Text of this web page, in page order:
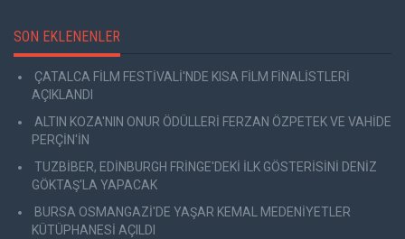
SON EKLENENLER
ÇATALCA FİLM FESTİVALİ'NDE KISA FİLM FİNALİSTLERİ
AÇIKLANDI
ALTIN KOZA'NIN ONUR ÖDÜLLERİ FERZAN ÖZPETEK VE VAHİDE
PERÇİN'İN
TUZBİBER, EDİNBURGH FRİNGE'DEKİ İLK GÖSTERİSİNİ DENİZ
GÖKTAŞ'LA YAPACAK
BURSA OSMANGAZİ'DE YAŞAR KEMAL MEDENİYETLER
KÜTÜPHANESİ AÇILDI